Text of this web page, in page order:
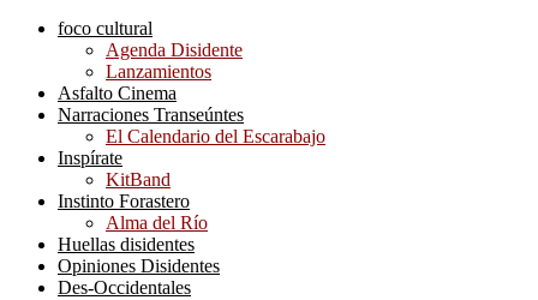
foco cultural
Agenda Disidente
Lanzamientos
Asfalto Cinema
Narraciones Transeúntes
El Calendario del Escarabajo
Inspírate
KitBand
Instinto Forastero
Alma del Río
Huellas disidentes
Opiniones Disidentes
Des-Occidentales